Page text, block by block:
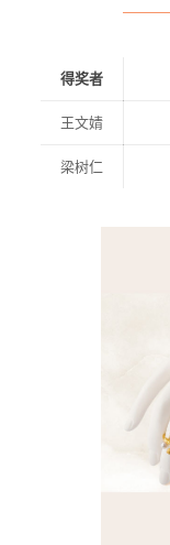
得奖者
王文婧
梁树仁